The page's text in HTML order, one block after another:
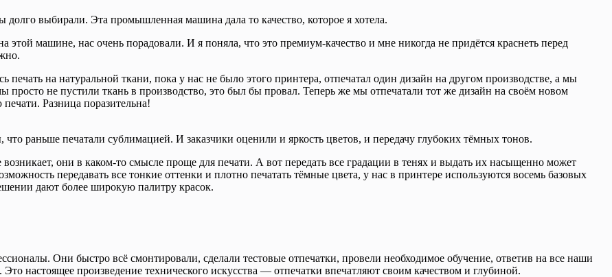
выбирали. Эта промышленная машина дала то качество, которое я хотела.
машине, нас очень порадовали. И я поняла, что это премиум-качество и мне никогда не придётся краснеть перед
на натуральной ткани, пока у нас не было этого принтера, отпечатал один дизайн на другом производстве, а мы
не пустили ткань в производство, это был бы провал. Теперь же мы отпечатали тот же дизайн на своём новом
Разница поразительна!
раньше печатали сублимацией. И заказчики оценили и яркость цветов, и передачу глубоких тёмных тонов.
они в каком-то смысле проще для печати. А вот передать все градации в тенях и выдать их насыщенно может
передавать все тонкие оттенки и плотно печатать тёмные цвета, у нас в принтере используются восемь базовых
дают более широкую палитру красок.
Они быстро всё смонтировали, сделали тестовые отпечатки, провели необходимое обучение, ответив на все наши
настоящее произведение технического искусства — отпечатки впечатляют своим качеством и глубиной.